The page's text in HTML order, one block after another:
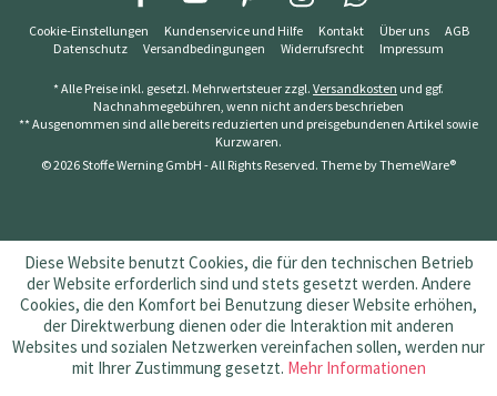
Cookie-Einstellungen Kundenservice und Hilfe Kontakt Über uns
AGB
Datenschutz
Versandbedingungen Widerrufsrecht Impressum
* Alle Preise inkl. gesetzl. Mehrwertsteuer zzgl. Versandkosten und ggf.
Nachnahmegebühren, wenn nicht anders beschrieben
** Ausgenommen sind alle bereits reduzierten und preisgebundenen Artikel sowie
Kurzwaren.
© 2026 Stoffe Werning GmbH - All Rights Reserved. Theme byThemeWare®
Diese Website benutzt Cookies, die für den technischen Betrieb
der Website erforderlich sind und stets gesetzt werden. Andere
Cookies, die den Komfort bei Benutzung dieser Website erhöhen,
der Direktwerbung dienen oder die Interaktion mit anderen
Websites und sozialen Netzwerken vereinfachen sollen, werden nur
mit Ihrer Zustimmung gesetzt. Mehr Informationen